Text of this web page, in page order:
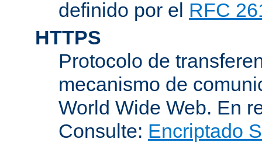
definido por el RFC
HTTPS
Protocolo de
mecanismo de
World Wide Web. En
Consulte: Encriptado